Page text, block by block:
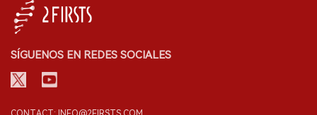
SÍGUENOS EN REDES SOCIALES